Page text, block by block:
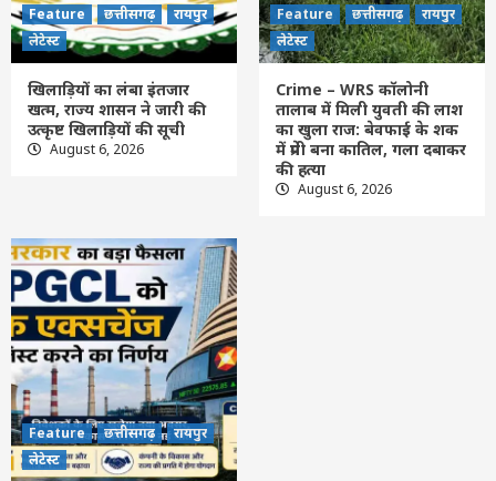
4
5
Feature छत्तीसगढ़ रायपुर लेटेस्ट
CG- साय सरकार का बड़ा फैसला, CSPGCL की
होगी शेयर बाजार में लिस्टिंग; 200 करोड़ रुपए के
बॉन्ड होंगे जारी
Feature छत्तीसगढ़
रायपुर
लेटेस्ट
खिलाड़ियों का लंबा इंतजार
खत्म, राज्य शासन ने जारी की
उत्कृष्ट खिलाड़ियों की सूची
August 6, 2026
Feature छत्तीसगढ़
रायपुर
लेटेस्ट
Crime – WRS कॉलोनी
तालाब में मिली युवती की लाश
का खुला राज: बेवफाई के शक
में प्रेमी बना कातिल, गला दबाकर
की हत्या
August 6, 2026
Feature छत्तीसगढ़
रायपुर
लेटेस्ट